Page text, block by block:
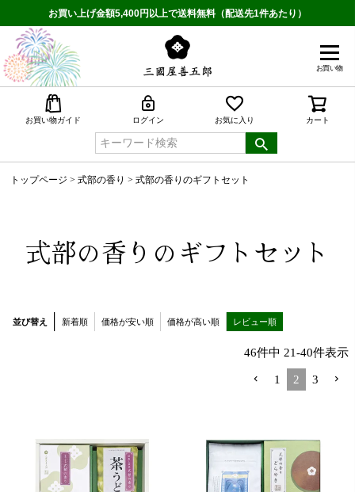
お買い上げ金額5,400円以上で送料無料（配送先1件あたり）
お買い物
お買い物ガイド ログイン お気に入り カート
トップページ 式部の香り 式部の香りのギフトセット
式部の香りのギフトセット
並び替え 新着順 価格が安い順 価格が高い順 レビュー順
46件中 21-40件表示
1 2 3